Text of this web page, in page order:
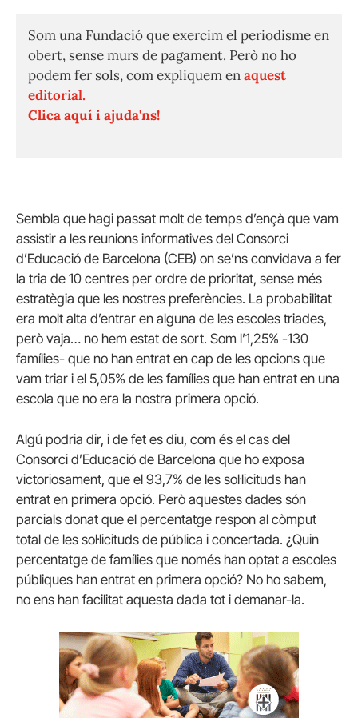
Som una Fundació que exercim el periodisme en
obert, sense murs de pagament. Però no ho
podem fer sols, com expliquem enaquest
editorial.
Clica aquí i ajuda'ns!
Sembla que hagi passat molt de temps d’ençà que vam
assistir a les reunions informatives del Consorci
d’Educació de Barcelona (CEB) on se’ns convidava a fer
la tria de 10 centres per ordre de prioritat, sense més
estratègia que les nostres preferències. La probabilitat
era molt alta d’entrar en alguna de les escoles triades,
però vaja… no hem estat de sort. Som l’1,25% -130
famílies- que no han entrat en cap de les opcions que
vam triar i el 5,05% de les famílies que han entrat en una
escola que no era la nostra primera opció.
Algú podria dir, i de fet es diu, com és el cas del
Consorci d’Educació de Barcelona que ho exposa
victoriosament, que el 93,7% de les sol·licituds han
entrat en primera opció. Però aquestes dades són
parcials donat que el percentatge respon al còmput
total de les sol·licituds de pública i concertada. ¿Quin
percentatge de famílies que només han optat a escoles
públiques han entrat en primera opció? No ho sabem,
no ens han facilitat aquesta dada tot i demanar-la.